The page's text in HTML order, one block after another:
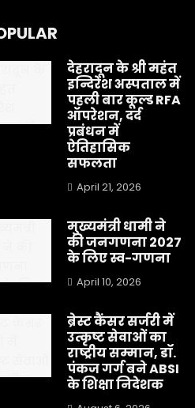
देहरादून के श्री महंत
इन्दिरेश अस्पताल में
पहली बार कूल्ड RFA
ऑपरेशन, दर्द
प्रबंधन में
ऐतिहासिक
सफलता
April 21, 2026
मुख्यमंत्री धामी ने
की जनगणना 2027
के लिए स्व-गणना
April 10, 2026
ब्रेस्ट कैंसर सर्जरी में
उत्कृष्ट सेवाओं का
राष्ट्रीय सम्मान, डॉ.
पंकज गर्ग बने ABSI
के शिक्षा निदेशक